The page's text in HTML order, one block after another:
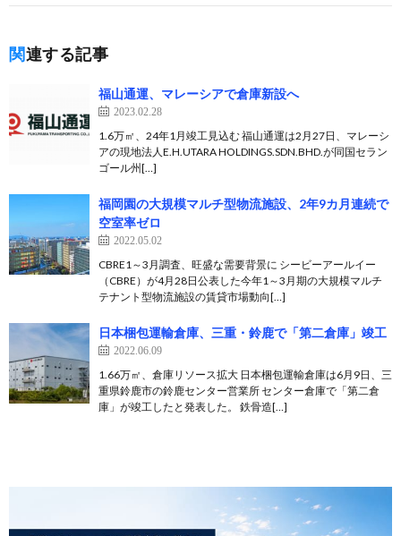
関連する記事
福山通運、マレーシアで倉庫新設へ
2023.02.28
1.6万㎡、24年1月竣工見込む 福山通運は2月27日、マレーシ
アの現地法人E.H.UTARA HOLDINGS.SDN.BHD.が同国セラン
ゴール州[…]
福岡園の大規模マルチ型物流施設、2年9カ月連続で
空室率ゼロ
2022.05.02
CBRE1～3月調査、旺盛な需要背景に シービーアールイー
（CBRE）が4月28日公表した今年1～3月期の大規模マルチ
テナント型物流施設の賃貸市場動向[…]
日本梱包運輸倉庫、三重・鈴鹿で「第二倉庫」竣工
2022.06.09
1.66万㎡、倉庫リソース拡大 日本梱包運輸倉庫は6月9日、三
重県鈴鹿市の鈴鹿センター営業所 センター倉庫で「第二倉
庫」が竣工したと発表した。 鉄骨造[…]